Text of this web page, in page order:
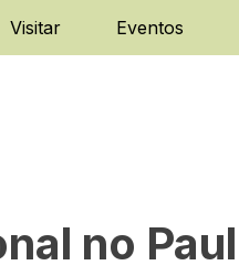
Visitar Eventos
no Paul